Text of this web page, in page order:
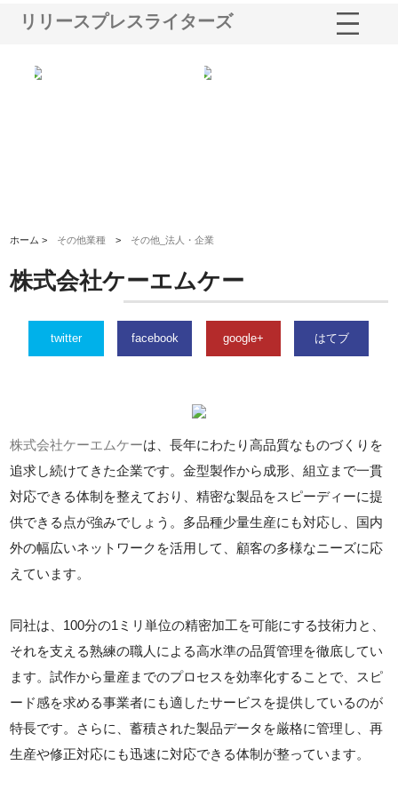
リリースプレスライターズ
ホーム > その他業種 > その他_法人・企業
株式会社ケーエムケー
twitter facebook google+ はてブ
株式会社ケーエムケーは、長年にわたり高品質なものづくりを
追求し続けてきた企業です。金型製作から成形、組立まで一貫
対応できる体制を整えており、精密な製品をスピーディーに提
供できる点が強みでしょう。多品種少量生産にも対応し、国内
外の幅広いネットワークを活用して、顧客の多様なニーズに応
えています。
同社は、100分の1ミリ単位の精密加工を可能にする技術力と、
それを支える熟練の職人による高水準の品質管理を徹底してい
ます。試作から量産までのプロセスを効率化することで、スピ
ード感を求める事業者にも適したサービスを提供しているのが
特長です。さらに、蓄積された製品データを厳格に管理し、再
生産や修正対応にも迅速に対応できる体制が整っています。